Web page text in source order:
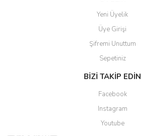
Yeni Üyelik
Üye Girişi
Şifremi Unuttum
Sepetiniz
BİZİ TAKİP EDİN
Facebook
Instagram
Youtube